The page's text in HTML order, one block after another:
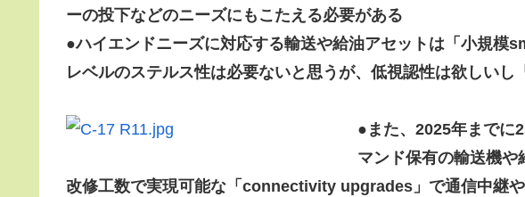
ーの投下などのニーズにもこたえる必要がある
●ハイエンドニーズに対応する輸送や給油アセットは「小規模
レベルのステルス性は必要ないと思うが、低視認性は欲しいし
●また、2025年までに
マンド保有の輸送機
改修工数で実現可能な「connectivity upgrades」で通信中継